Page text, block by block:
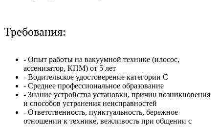
Требования:
- Опыт работы на вакуумной технике (илосос,
ассенизатор, КПМ) от 5 лет
- Водительское удостоверение категории C
- Среднее профессиональное образование
- Знание устройства установки, причин возникновения
и способов устранения неисправностей
- Ответственность, пунктуальность, бережное
отношении к технике, вежливость при общении с